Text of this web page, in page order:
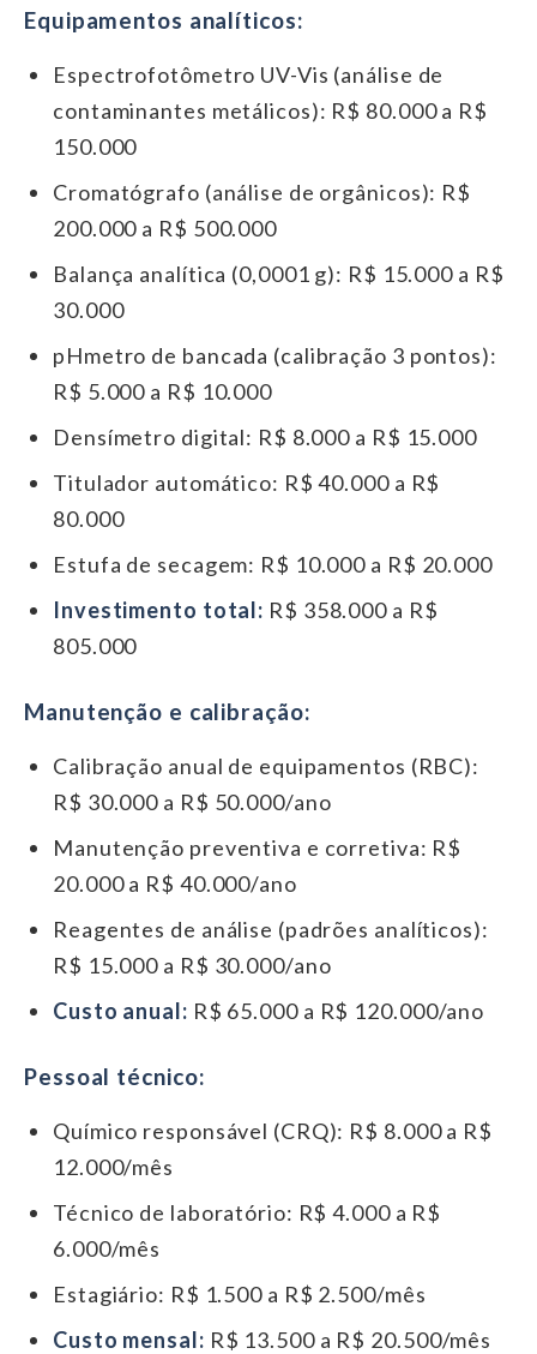
Equipamentos analíticos:
Espectrofotômetro UV-Vis (análise de
contaminantes metálicos): R$ 80.000 a R$
150.000
Cromatógrafo (análise de orgânicos): R$
200.000 a R$ 500.000
Balança analítica (0,0001 g): R$ 15.000 a R$
30.000
pHmetro de bancada (calibração 3 pontos):
R$ 5.000 a R$ 10.000
Densímetro digital: R$ 8.000 a R$ 15.000
Titulador automático: R$ 40.000 a R$
80.000
Estufa de secagem: R$ 10.000 a R$ 20.000
Investimento total: R$ 358.000 a R$
805.000
Manutenção e calibração:
Calibração anual de equipamentos (RBC):
R$ 30.000 a R$ 50.000/ano
Manutenção preventiva e corretiva: R$
20.000 a R$ 40.000/ano
Reagentes de análise (padrões analíticos):
R$ 15.000 a R$ 30.000/ano
Custo anual: R$ 65.000 a R$ 120.000/ano
Pessoal técnico:
Químico responsável (CRQ): R$ 8.000 a R$
12.000/mês
Técnico de laboratório: R$ 4.000 a R$
6.000/mês
Estagiário: R$ 1.500 a R$ 2.500/mês
Custo mensal: R$ 13.500 a R$ 20.500/mês